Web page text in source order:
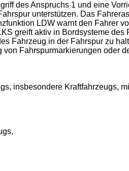
des Anspruchs 1 und eine
unterstützen. Das
LDW warnt den Fahrer
greift aktiv in Bordsysteme
Fahrzeug in der Fahrspur zu
Fahrspurmarkierungen oder
insbesondere Kraftfahrzeugs,